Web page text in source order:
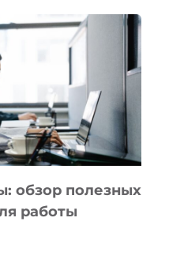
обзор полезных
работы